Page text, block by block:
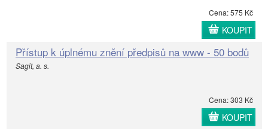
Cena: 575 Kč
KOUPIT
Přístup k úplnému znění předpisů na www - 50 bodů
Sagit, a. s.
Cena: 303 Kč
KOUPIT